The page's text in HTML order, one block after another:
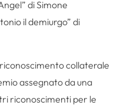
di Simone
il demiurgo” di
collaterale
assegnato da una
riconoscimenti per le